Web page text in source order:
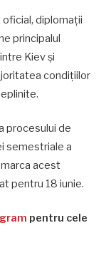
oficial, diplomații
principalul
Kiev și
condițiilor
procesului de
semestriale a
acest
pentru 18 iunie.
pentru cele